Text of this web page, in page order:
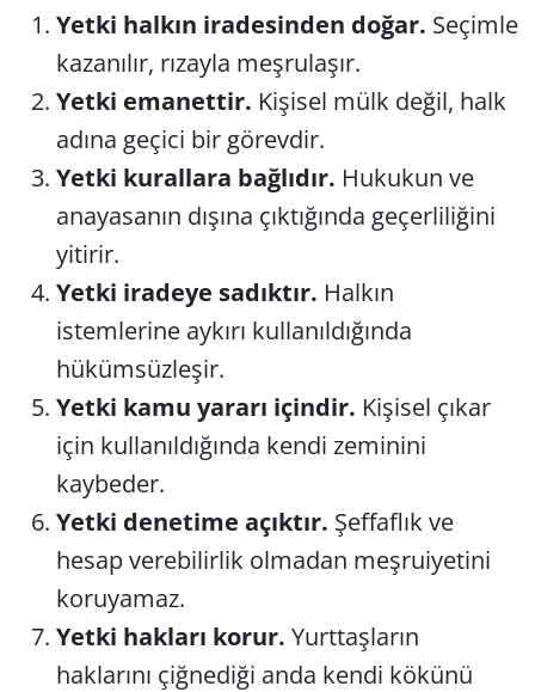
Yetki halkın iradesinden doğar. Seçimle
kazanılır, rızayla meşrulaşır.
Yetki emanettir. Kişisel mülk değil, halk
adına geçici bir görevdir.
Yetki kurallara bağlıdır. Hukukun ve
anayasanın dışına çıktığında geçerliliğini
yitirir.
Yetki iradeye sadıktır. Halkın
istemlerine aykırı kullanıldığında
hükümsüzleşir.
Yetki kamu yararı içindir. Kişisel çıkar
için kullanıldığında kendi zeminini
kaybeder.
Yetki denetime açıktır. Şeffaflık ve
hesap verebilirlik olmadan meşruiyetini
koruyamaz.
Yetki hakları korur. Yurttaşların
haklarını çiğnediği anda kendi kökünü